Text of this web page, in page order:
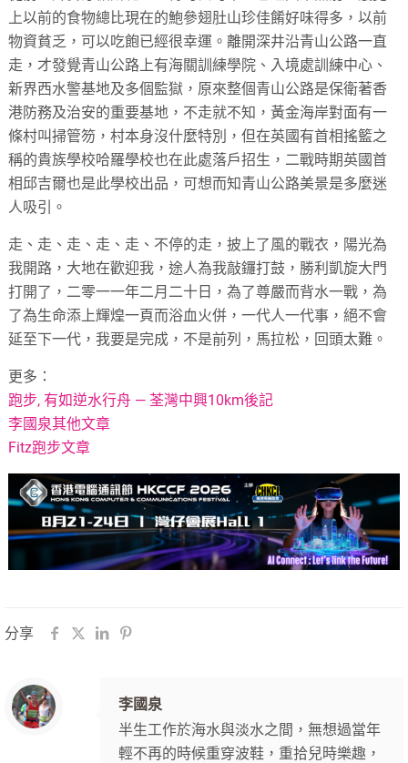
上以前的食物總比現在的鮑參翅肚山珍佳餚好味得多，以前
物資貧乏，可以吃飽已經很幸運。離開深井沿青山公路一直
走，才發覺青山公路上有海關訓練學院、入境處訓練中心、
新界西水警基地及多個監獄，原來整個青山公路是保衛著香
港防務及治安的重要基地，不走就不知，黃金海岸對面有一
條村叫掃管笏，村本身沒什麼特別，但在英國有首相搖籃之
稱的貴族學校哈羅學校也在此處落戶招生，二戰時期英國首
相邱吉爾也是此學校出品，可想而知青山公路美景是多麼迷
人吸引。
走、走、走、走、走、不停的走，披上了風的戰衣，陽光為
我開路，大地在歡迎我，途人為我敲鑼打鼓，勝利凱旋大門
打開了，二零一一年二月二十日，為了尊嚴而背水一戰，為
了為生命添上輝煌一頁而浴血火併，一代人一代事，絕不會
延至下一代，我要是完成，不是前列，馬拉松，回頭太難。
更多：
跑步, 有如逆水行舟 — 荃灣中興10km後記
李國泉其他文章
Fitz跑步文章
分享
李國泉
半生工作於海水與淡水之間，無想過當年
輕不再的時候重穿波鞋，重拾兒時樂趣，